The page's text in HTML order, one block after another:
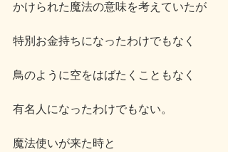
かけられた魔法の意味を考えていたが
特別お金持ちになったわけでもなく
鳥のように空をはばたくこともなく
有名人になったわけでもない。
魔法使いが来た時と